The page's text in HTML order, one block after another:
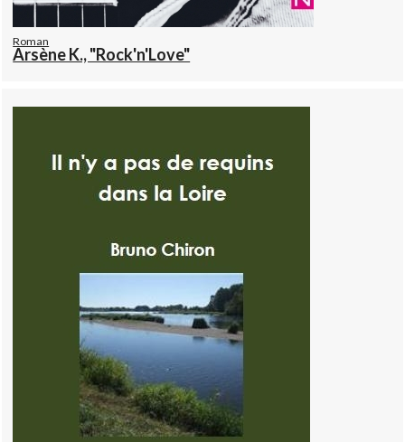
Roman
Arsène K., "Rock'n'Love"